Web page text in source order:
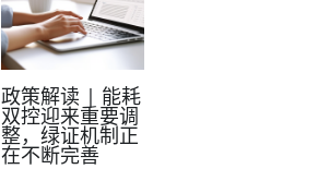
政策解读 | 能耗
双控迎来重要调
整，绿证机制正
在不断完善